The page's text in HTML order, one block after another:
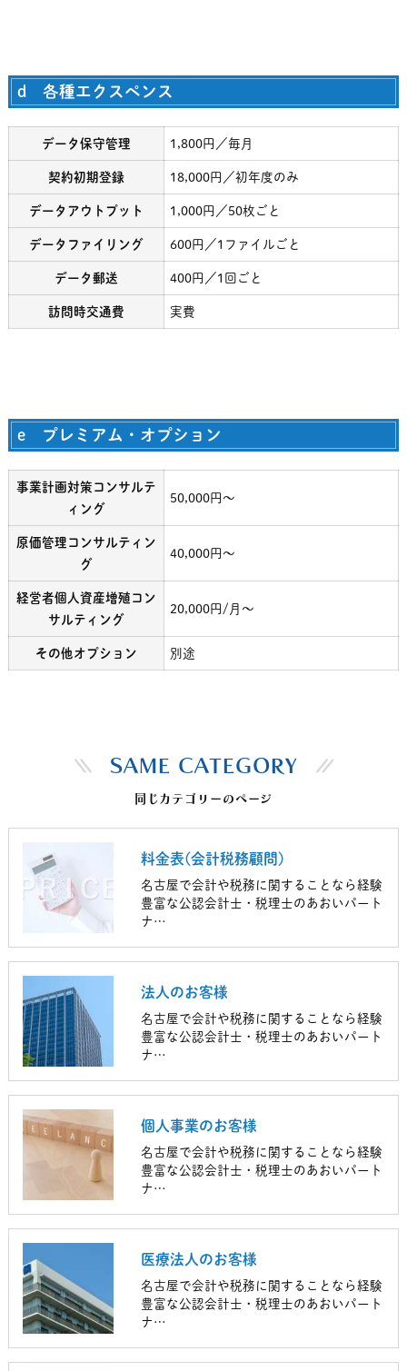
d 各種エクスペンス
データ保守管理 1,800円／毎月
契約初期登録 18,000円／初年度のみ
データアウトプット 1,000円／50枚ごと
データファイリング 600円／1ファイルごと
データ郵送 400円／1回ごと
訪問時交通費 実費
e プレミアム・オプション
事業計画対策コンサルテ
ィング
50,000円～
原価管理コンサルティン
グ
40,000円～
経営者個人資産増殖コン
サルティング
20,000円/月～
その他オプション 別途
同じカテゴリーのページ
SAME CATEGORY
料金表(会計税務顧問)
名古屋で会計や税務に関することなら経験
豊富な公認会計士・税理士のあおいパート
ナ…
法人のお客様
名古屋で会計や税務に関することなら経験
豊富な公認会計士・税理士のあおいパート
ナ…
個人事業のお客様
名古屋で会計や税務に関することなら経験
豊富な公認会計士・税理士のあおいパート
ナ…
医療法人のお客様
名古屋で会計や税務に関することなら経験
豊富な公認会計士・税理士のあおいパート
ナ…